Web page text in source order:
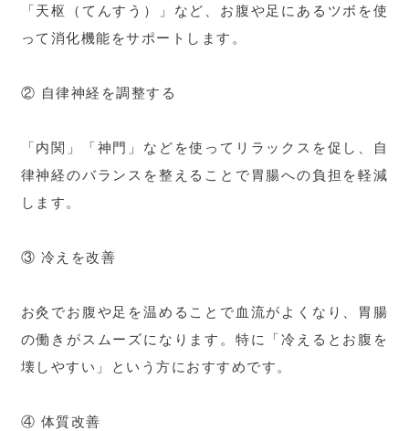
「天枢（てんすう）」など、お腹や足にあるツボを使
って消化機能をサポートします。
② 自律神経を調整する
「内関」「神門」などを使ってリラックスを促し、自
律神経のバランスを整えることで胃腸への負担を軽減
します。
③ 冷えを改善
お灸でお腹や足を温めることで血流がよくなり、胃腸
の働きがスムーズになります。特に「冷えるとお腹を
壊しやすい」という方におすすめです。
④ 体質改善